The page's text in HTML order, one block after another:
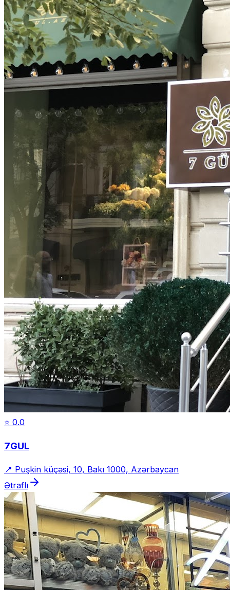
⭐ 0.0
7GUL
📍 Puşkin küçəsi, 10, Bakı 1000, Azərbaycan
Ətraflı